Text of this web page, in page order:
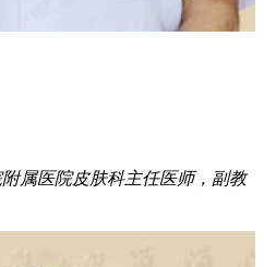
属医院皮肤科主任医师，副教